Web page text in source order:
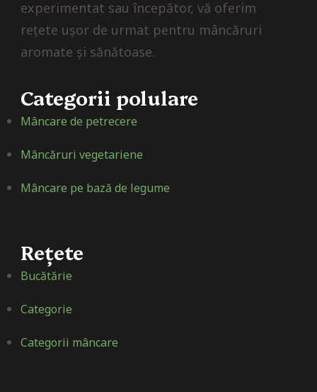
experimentat sau începător, vă oferim
rețete ușor de urmat pentru mâncăruri
aromate și sănătoase.
Categorii polulare
Mâncare de petrecere
Mâncăruri vegetariene
Mâncare pe bază de legume
Rețete
Bucătărie
Categorie
Categorii mâncare